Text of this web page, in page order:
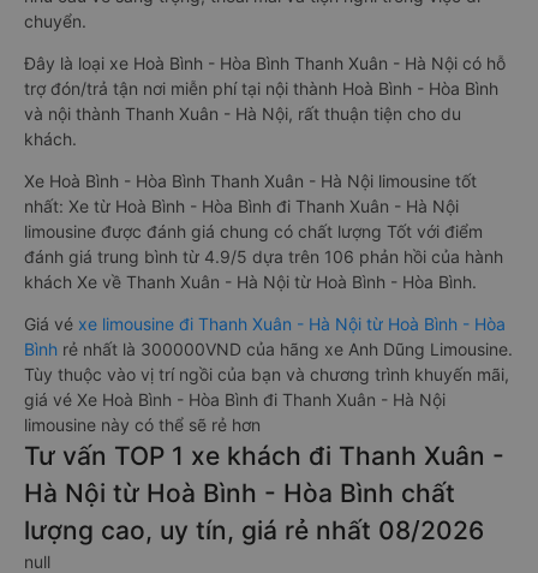
chuyển.
Đây là loại xe Hoà Bình - Hòa Bình Thanh Xuân - Hà Nội có hỗ
trợ đón/trả tận nơi miễn phí tại nội thành Hoà Bình - Hòa Bình
và nội thành Thanh Xuân - Hà Nội, rất thuận tiện cho du
khách.
Xe Hoà Bình - Hòa Bình Thanh Xuân - Hà Nội limousine tốt
nhất: Xe từ Hoà Bình - Hòa Bình đi Thanh Xuân - Hà Nội
limousine được đánh giá chung có chất lượng Tốt với điểm
đánh giá trung bình từ 4.9/5 dựa trên 106 phản hồi của hành
khách Xe về Thanh Xuân - Hà Nội từ Hoà Bình - Hòa Bình.
Giá vé xe limousine đi Thanh Xuân - Hà Nội từ Hoà Bình - Hòa
Bình rẻ nhất là 300000VND của hãng xe Anh Dũng Limousine.
Tùy thuộc vào vị trí ngồi của bạn và chương trình khuyến mãi,
giá vé Xe Hoà Bình - Hòa Bình đi Thanh Xuân - Hà Nội
limousine này có thể sẽ rẻ hơn
Tư vấn TOP 1 xe khách đi Thanh Xuân -
Hà Nội từ Hoà Bình - Hòa Bình chất
lượng cao, uy tín, giá rẻ nhất 08/2026
null